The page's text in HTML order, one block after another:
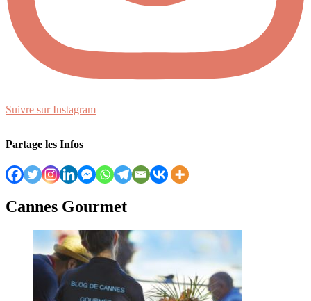
Suivre sur Instagram
Partage les Infos
Cannes Gourmet